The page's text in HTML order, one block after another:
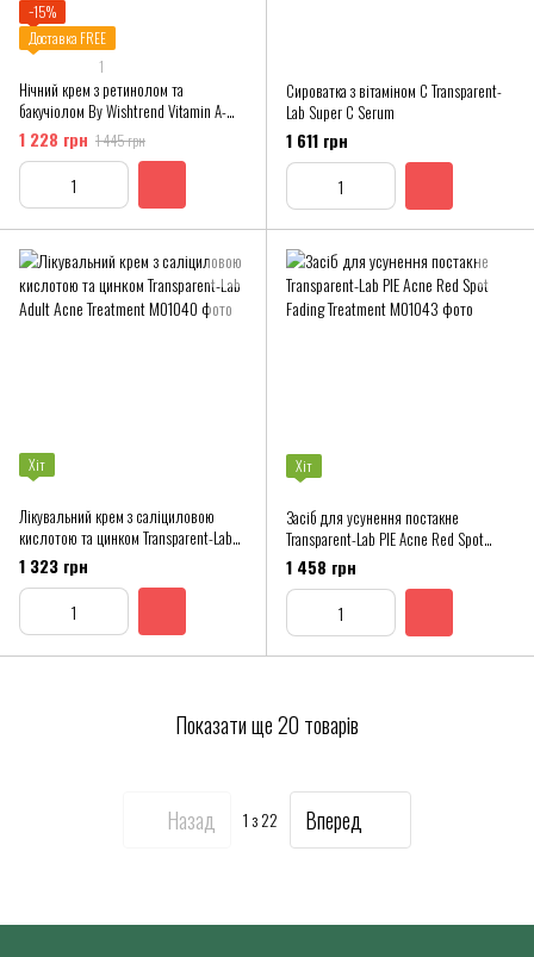
−15%
Доставка FREE
1
Нічний крем з ретинолом та
бакучіолом By Wishtrend Vitamin A-
mazing Bakuchiol Night Cream
1 228 грн 1 445 грн
Сироватка з вітаміном С Transparent-
Lab Super C Serum
1 611 грн
Хіт
Лікувальний крем з саліциловою
кислотою та цинком Transparent-Lab
Adult Acne Treatment
1 323 грн
Хіт
Засіб для усунення постакне
Transparent-Lab PIE Acne Red Spot
Fading Treatment
1 458 грн
Показати ще 20 товарів
Назад 1 з 22 Вперед